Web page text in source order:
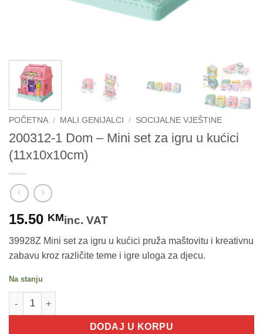
POČETNA / MALI GENIJALCI / SOCIJALNE VJEŠTINE
200312-1 Dom – Mini set za igru u kućici
(11x10x10cm)
15.50 KMinc. VAT
39928Z Mini set za igru u kućici pruža maštovitu i kreativnu
zabavu kroz različite teme i igre uloga za djecu.
Na stanju
200312-1 Dom - Mini set za igru u kućici (11x10x10cm) količina
DODAJ U KORPU